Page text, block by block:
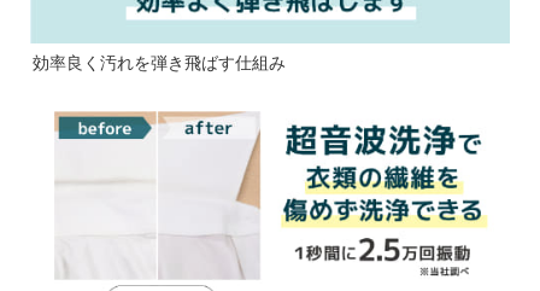
効率良く汚れを弾き飛ばす仕組み